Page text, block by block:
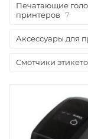
Печатающие
принтеров 7
Аксессуары для
Смотчики